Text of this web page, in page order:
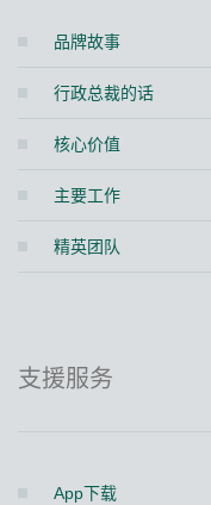
品牌故事
行政总裁的话
核心价值
主要工作
精英团队
支援服务
App下载